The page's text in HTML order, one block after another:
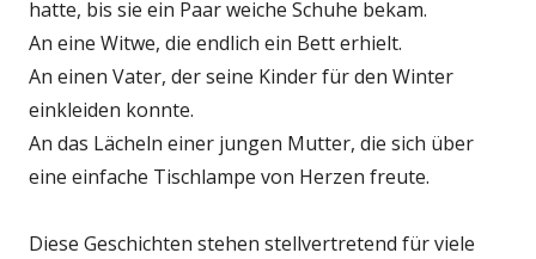
hatte, bis sie ein Paar weiche Schuhe bekam.
An eine Witwe, die endlich ein Bett erhielt.
An einen Vater, der seine Kinder für den Winter
einkleiden konnte.
An das Lächeln einer jungen Mutter, die sich über
eine einfache Tischlampe von Herzen freute.
Diese Geschichten stehen stellvertretend für viele